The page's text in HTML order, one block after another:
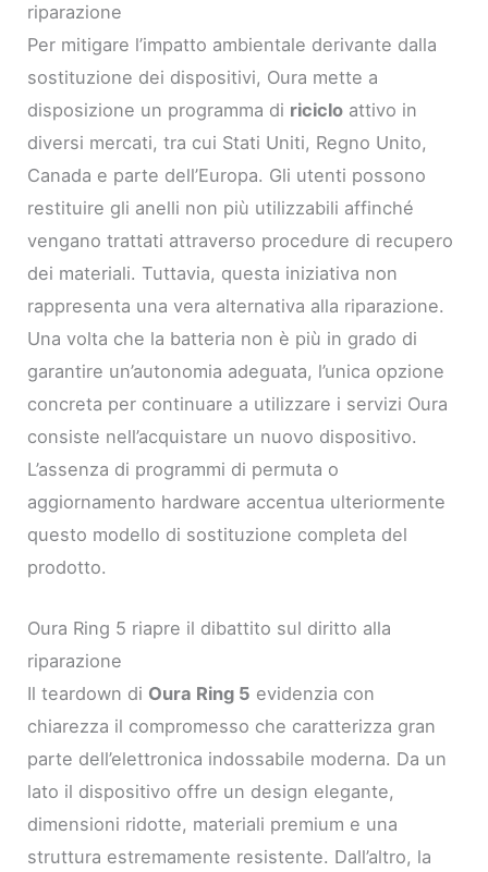
riparazione
Per mitigare l’impatto ambientale derivante dalla
sostituzione dei dispositivi, Oura mette a
disposizione un programma di riciclo attivo in
diversi mercati, tra cui Stati Uniti, Regno Unito,
Canada e parte dell’Europa. Gli utenti possono
restituire gli anelli non più utilizzabili affinché
vengano trattati attraverso procedure di recupero
dei materiali. Tuttavia, questa iniziativa non
rappresenta una vera alternativa alla riparazione.
Una volta che la batteria non è più in grado di
garantire un’autonomia adeguata, l’unica opzione
concreta per continuare a utilizzare i servizi Oura
consiste nell’acquistare un nuovo dispositivo.
L’assenza di programmi di permuta o
aggiornamento hardware accentua ulteriormente
questo modello di sostituzione completa del
prodotto.
Oura Ring 5 riapre il dibattito sul diritto alla
riparazione
Il teardown di Oura Ring 5 evidenzia con
chiarezza il compromesso che caratterizza gran
parte dell’elettronica indossabile moderna. Da un
lato il dispositivo offre un design elegante,
dimensioni ridotte, materiali premium e una
struttura estremamente resistente. Dall’altro, la